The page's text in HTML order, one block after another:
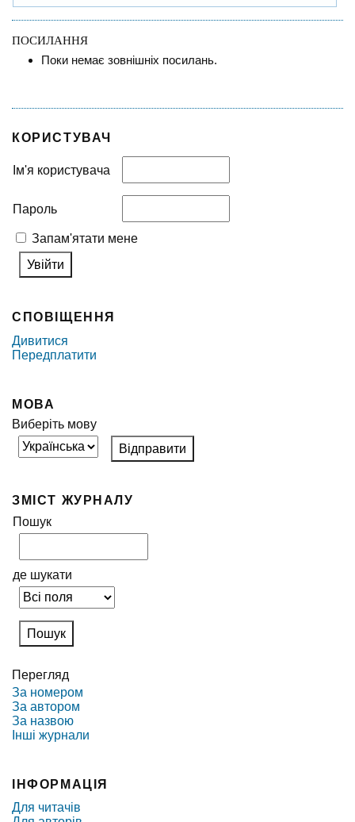
КОРИСТУВАЧ
Ім'я користувача
Пароль
Запам'ятати мене
СПОВІЩЕННЯ
Дивитися
Передплатити
МОВА
Виберіть мову
ЗМІСТ ЖУРНАЛУ
Пошук
де шукати
Перегляд
За номером
За автором
За назвою
Інші журнали
ІНФОРМАЦІЯ
Для читачів
ПОСИЛАННЯ
Поки немає зовнішніх посилань.